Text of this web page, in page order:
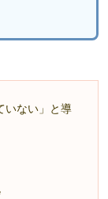
いない」と導